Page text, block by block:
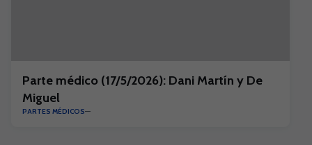
Parte médico (17/5/2026): Dani Martín y De
Miguel
PARTES MÉDICOS